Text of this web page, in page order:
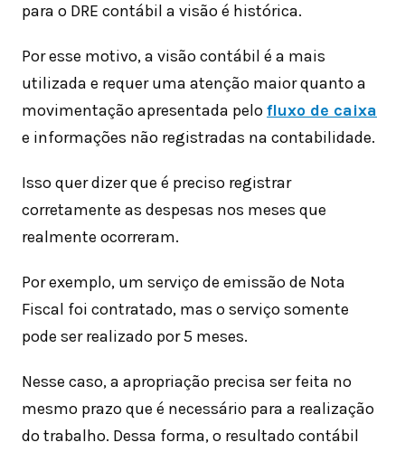
para o DRE contábil a visão é histórica.
Por esse motivo, a visão contábil é a mais
utilizada e requer uma atenção maior quanto a
movimentação apresentada pelofluxo de caixa
e informações não registradas na contabilidade.
Isso quer dizer que é preciso registrar
corretamente as despesas nos meses que
realmente ocorreram.
Por exemplo, um serviço de emissão de Nota
Fiscal foi contratado, mas o serviço somente
pode ser realizado por 5 meses.
Nesse caso, a apropriação precisa ser feita no
mesmo prazo que é necessário para a realização
do trabalho. Dessa forma, o resultado contábil